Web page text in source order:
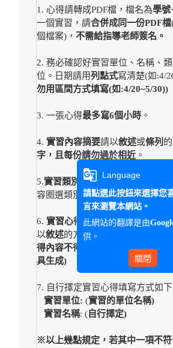
1. 心得請轉成PDF檔，檔名為學號
一個實習，請合併成同一份PDF檔
個檔案)， 不需給指導老師簽名。
2. 務必確認好實習單位、名稱、
位。日期請用列點式寫清楚(如:4/
勿用區間方式填寫(如:4/20~5/30))
3. 一張心得最多寫6個小時 。
4. 實習內容摘要請以敘述或條列
字，且每份請勿過於相近 。
5.實習類別 請用
的方式呈現，
容圈選類別。
6. 實習心得 字型大小為12，行距為
以敘述的方式至少寫
得內容不得重複，亦不得使用
具生成)
7. 自行擇定實習心得填寫方式如
實習單位: (實習的單位名稱)
實習名稱: ( 自行擇定)
※以上幾點規定，若其中一項不
g_translate Language
請點選此按鈕來選擇您
言來瀏覽本網站。
此網站的翻譯是由
供。
關閉